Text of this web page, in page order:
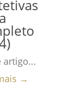
artigo...
→